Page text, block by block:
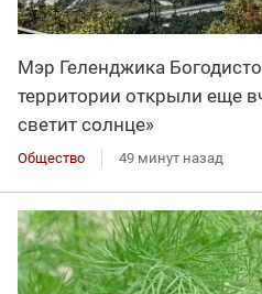
Мэр Геленджика
территории открыли еще
светит солнце»
Общество 49 минут назад